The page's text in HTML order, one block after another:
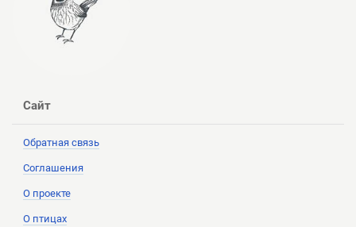
Сайт
Обратная связь
Соглашения
О проекте
О птицах